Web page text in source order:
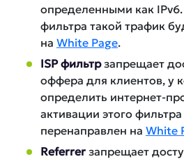
определенными как
фильтра такой трафик
на White Page.
ISP фильтрзапрещает
оффера для клиентов, у
определить интернет-
активации этого
перенаправлен на White
Referrer запрещает